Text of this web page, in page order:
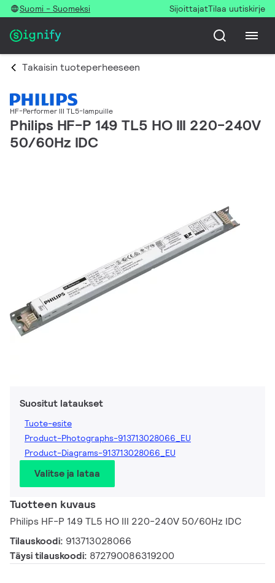
Suomi - Suomeksi SijoittajatTilaa uutiskirje
Takaisin tuoteperheeseen
HF-Performer III TL5-lampuille
Philips HF-P 149 TL5 HO III 220-240V
50/60Hz IDC
Suositut lataukset
Tuote-esite
Product-Photographs-913713028066_EU
Product-Diagrams-913713028066_EU
Valitse ja lataa
Tuotteen kuvaus
Philips HF-P 149 TL5 HO III 220-240V 50/60Hz IDC
Tilauskoodi: 913713028066
Täysi tilauskoodi: 872790086319200